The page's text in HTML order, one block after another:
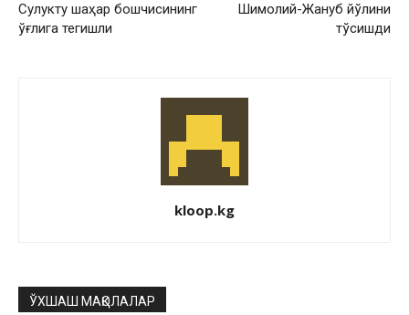
Сулукту шаҳар бошчисининг
ўғлига тегишли
Шимолий-Жануб йўлини
тўсишди
kloop.kg
ЎХШАШ МАҚОЛАЛАР